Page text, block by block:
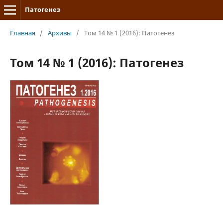
Патогенез
Главная / Архивы / Том 14 № 1 (2016): Патогенез
Том 14 № 1 (2016): Патогенез